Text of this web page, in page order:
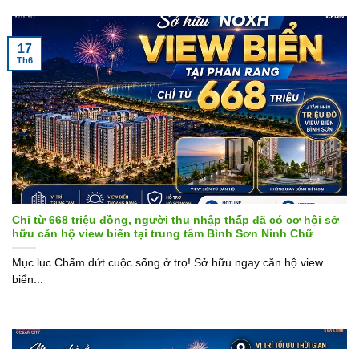
Chỉ từ 668 triệu đồng, người thu nhập thấp đã có cơ hội sở
hữu căn hộ view biển tại trung tâm Bình Sơn Ninh Chữ
Mục lục Chấm dứt cuộc sống ở trọ! Sở hữu ngay căn hộ view
biển...
17
Th6